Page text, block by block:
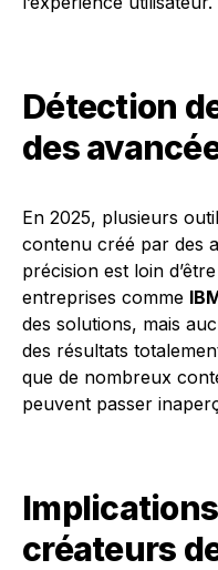
Détection
des
En 2025, plusieurs
contenu créé par des
précision est loin
entreprises comme
des solutions, mais
des résultats
que de nombreux
peuvent passer
créateurs